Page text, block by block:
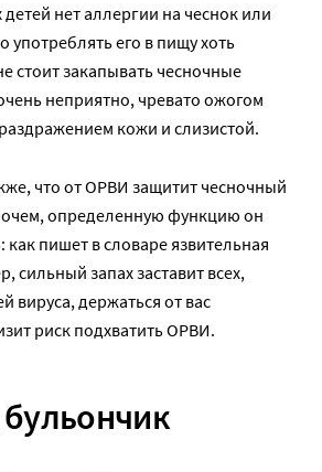
детей нет аллергии на чеснок или
употреблять его в пищу хоть
стоит закапывать чесночные
неприятно, чревато ожогом
кожи и слизистой.
что от ОРВИ защитит чесночный
определенную функцию он
пишет в словаре язвительная
сильный запах заставит всех,
вируса, держаться от вас
риск подхватить ОРВИ.